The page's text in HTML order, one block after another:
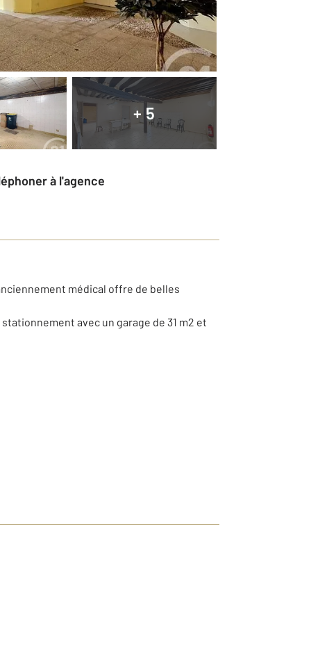
+ 5
à l'agence
médical offre de belles
avec un garage de 31 m2 et